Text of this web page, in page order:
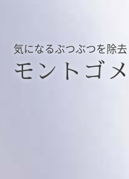
気になるぶつぶつを除
モントゴ